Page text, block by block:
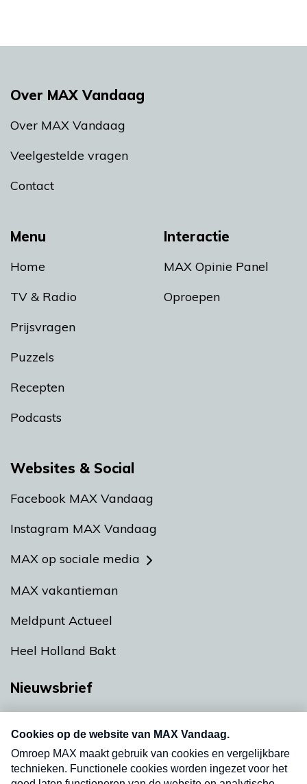
Menu
Home
TV & Radio
Prijsvragen
Puzzels
Recepten
Podcasts
Interactie
MAX Opinie Panel
Oproepen
Over MAX Vandaag
Over MAX Vandaag
Veelgestelde vragen
Contact
Websites & Social
Facebook MAX Vandaag
Instagram MAX Vandaag
MAX op sociale media
MAX vakantieman
Meldpunt Actueel
Heel Holland Bakt
Nieuwsbrief
nieuwsbrief. Elke vrijdag- en dinsdagochtend in
uw mailbox.